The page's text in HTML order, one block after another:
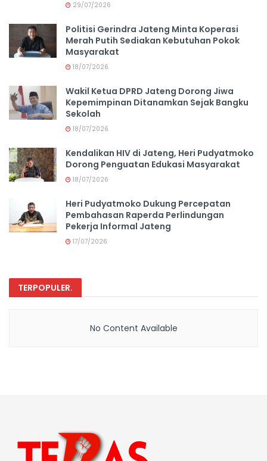
29/07/2026
Politisi Gerindra Jateng Minta Koperasi
Merah Putih Sediakan Kebutuhan Pokok
Masyarakat
18/07/2026
Wakil Ketua DPRD Jateng Dorong Jiwa
Kepemimpinan Ditanamkan Sejak Bangku
Sekolah
18/07/2026
Kendalikan HIV di Jateng, Heri Pudyatmoko
Dorong Penguatan Edukasi Masyarakat
18/07/2026
Heri Pudyatmoko Dukung Percepatan
Pembahasan Raperda Perlindungan
Pekerja Informal Jateng
17/07/2026
TERPOPULER.
No Content Available